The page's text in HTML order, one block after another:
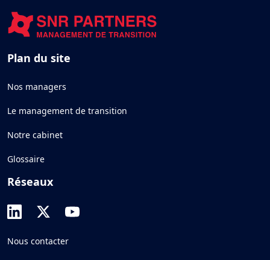
Plan du site
Nos managers
Le management de transition
Notre cabinet
Glossaire
Réseaux
Nous contacter